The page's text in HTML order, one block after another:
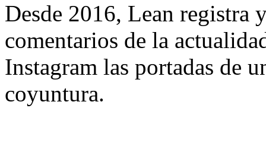
Desde 2016, Lean registra
comentarios de la
Instagram las portadas de
coyuntura.